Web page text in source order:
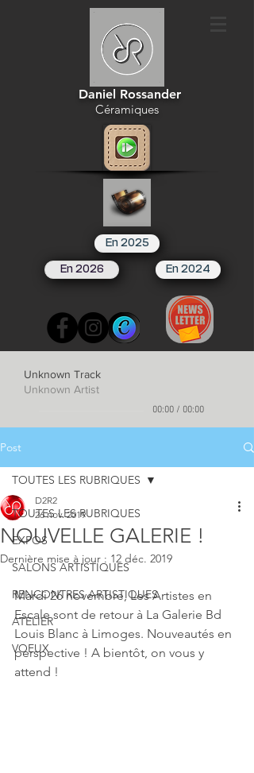
Daniel Rossander
Céramiques
En 2025
En 2026 En 2024
Unknown Track
Unknown Artist
00:00/ 00:00
Post
TOUTES LES RUBRIQUES
EXPOS
SALONS ARTISTIQUES
RENCONTRES ARTISTIQUES
ATELIER
VOEUX
TOUTES LES RUBRIQUES
NOUVELLE GALERIE !
D2R2
26 nov. 2019
Dernière mise à jour : 12 déc. 2019
Mardi 26 novembre, Les Artistes en
Escale sont de retour à La Galerie Bd
Louis Blanc à Limoges. Nouveautés en
perspective ! A bientôt, on vous y
attend !